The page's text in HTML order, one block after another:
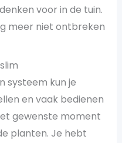
voor in de tuin.
meer niet ontbreken
systeem kun je
en vaak bedienen
gewenste moment
planten. Je hebt